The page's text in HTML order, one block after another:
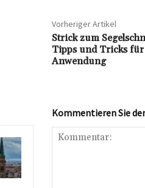
Vorheriger Artikel
Strick zum
Tipps und Tricks
Anwendung
Kommentieren Sie